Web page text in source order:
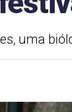
uma